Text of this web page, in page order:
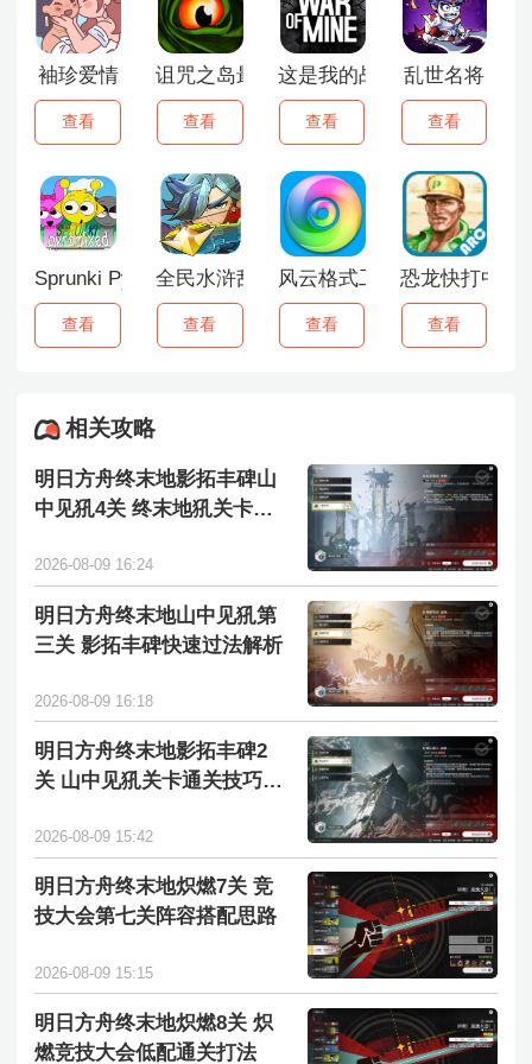
袖珍爱情
查看
诅咒之岛最新版本2026
查看
这是我的战争
查看
乱世名将
查看
Sprunki Pyramix
查看
全民水浒乱斗版
查看
风云格式工厂
查看
恐龙快打中文
查看
相关攻略
明日方舟终末地影拓丰碑山
中见犼4关 终末地犼关卡全
2026-08-09 16:24
明日方舟终末地山中见犼第
三关 影拓丰碑快速过法解析
2026-08-09 16:18
明日方舟终末地影拓丰碑2
关 山中见犼关卡通关技巧分
2026-08-09 15:42
明日方舟终末地炽燃7关 竞
技大会第七关阵容搭配思路
2026-08-09 15:15
明日方舟终末地炽燃8关 炽
燃竞技大会低配通关打法